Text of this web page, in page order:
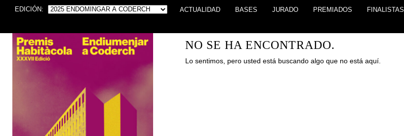
EDICIÓN: ACTUALIDAD BASES JURADO PREMIADOS FINALISTAS
NO SE HA ENCONTRADO.
Lo sentimos, pero usted está buscando algo que no está aquí.